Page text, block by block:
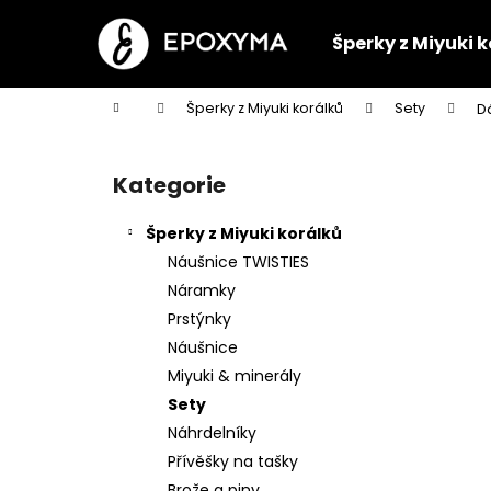
Šperky z Miyuki
Domů Šperky z Miyuki korálků Sety
Přeskočit
kategorie
Kategorie
Šperky z Miyuki korálků
Náušnice TWISTIES
Náramky
Prstýnky
Náušnice
Miyuki & minerály
Sety
Náhrdelníky
Přívěšky na tašky
í
Zpět
do
Zpět
do
NÁRAMEK SLEPIČKY